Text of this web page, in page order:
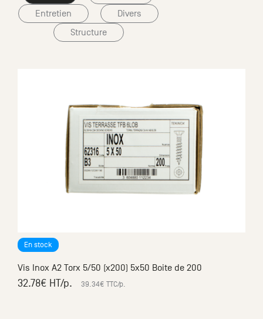
Terrasse en Chêne massif
/m € TTC/m
Entretien
Divers
Structure
En stock
Vis Inox A2 Torx 5/50 (x200) 5x50 Boite de 200
32.78€ HT/p. 39.34€ TTC/p.